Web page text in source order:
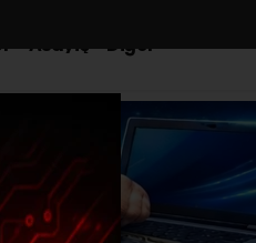
Asayiş Diğer